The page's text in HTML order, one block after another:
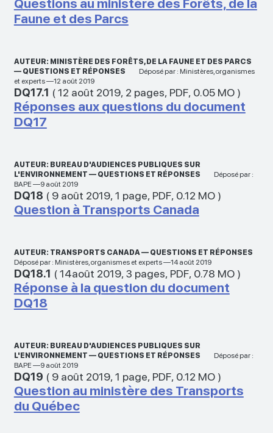
Questions au ministère des Forêts, de la
Faune et des Parcs
AUTEUR: MINISTÈRE DES FORÊTS, DE LA FAUNE ET DES PARCS
— QUESTIONS ET RÉPONSES
Déposé par : Ministères,organismes
et experts —12 août 2019
DQ17.1 (12 août 2019, 2 pages, PDF, 0.05 MO)
Réponses aux questions du document
DQ17
AUTEUR: BUREAU D'AUDIENCES PUBLIQUES SUR
L'ENVIRONNEMENT — QUESTIONS ET RÉPONSES
Déposé par :
BAPE —9 août 2019
DQ18 ( 9 août 2019, 1 page, PDF, 0.12 MO)
Question à Transports Canada
AUTEUR: TRANSPORTS CANADA — QUESTIONS ET RÉPONSES
Déposé par : Ministères,organismes et experts —14 août 2019
DQ18.1 (14août 2019, 3 pages, PDF, 0.78 MO)
Réponse à la question du document
DQ18
AUTEUR: BUREAU D'AUDIENCES PUBLIQUES SUR
L'ENVIRONNEMENT — QUESTIONS ET RÉPONSES
Déposé par :
BAPE —9 août 2019
DQ19 ( 9 août 2019, 1 page, PDF, 0.12 MO)
Question au ministère des Transports
du Québec